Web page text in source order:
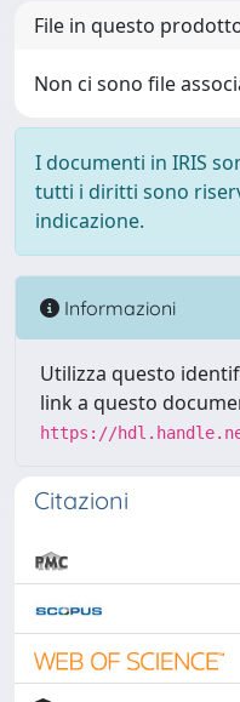
File in questo
Non ci sono file
I documenti in IRIS
tutti i diritti sono
indicazione.
Informazioni
Utilizza questo
link a questo
https://
Citazioni